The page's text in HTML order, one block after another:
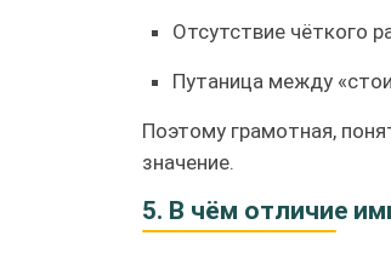
Отсутствие чёткого
Путаница между
Поэтому грамотная,
значение.
5. В чём отличие